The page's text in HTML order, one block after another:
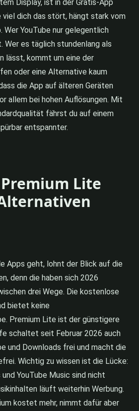
Display, ist in der Gratis-App
viel dich das stört, hängt stark vom
Wer YouTube nur gelegentlich
es täglich stundenlang als
lässt, kommt um eine der
oder eine Alternative kaum
die App auf älteren Geräten
allem bei hohen Auflösungen. Mit
fährst du auf einem
entspannter.
Lite
Apps geht, lohnt der Blick auf die
denn die haben sich 2026
drei Wege. Die kostenlose
bietet keine
Premium Lite ist der günstigere
schaltet seit Februar 2026 auch
und Downloads frei und macht die
Wichtig zu wissen ist die Lücke:
YouTube Music sind nicht
läuft weiterhin Werbung.
kostet mehr, nimmt dafür aber